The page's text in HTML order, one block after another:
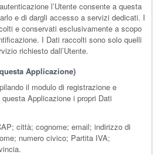
l’Utente consente a questa
e di dargli accesso a servizi dedicati. I
e conservati esclusivamente a scopo
I Dati raccolti sono solo quelli
richiesto dall’Utente.
Applicazione)
il modulo di registrazione e
Applicazione i propri Dati
città; cognome; email; indirizzo di
numero civico; Partita IVA;